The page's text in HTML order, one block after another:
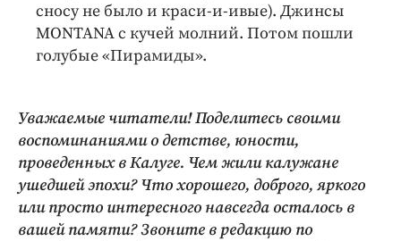
сносу не было и краси-и-ивые). Джинсы
MONTANA с кучей молний. Потом пошли
голубые «Пирамиды».
Уважаемые читатели! Поделитесь своими
воспоминаниями о детстве, юности,
проведенных в Калуге. Чем жили калужане
ушедшей эпохи? Что хорошего, доброго, яркого
или просто интересного навсегда осталось в
вашей памяти? Звоните в редакцию по